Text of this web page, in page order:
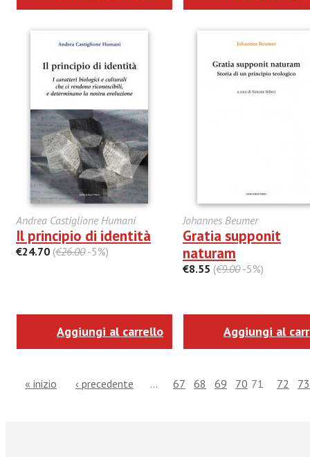
Andrea Castiglione Humani
Il principio di identità
€24.70 (€26.00-5%)
Aggiungi al carrello
Johannes Beumer
Gratia supponit
naturam
€8.55 (€9.00-5%)
Aggiungi al
« inizio ‹ precedente … 67 68 69 70 71 72 73